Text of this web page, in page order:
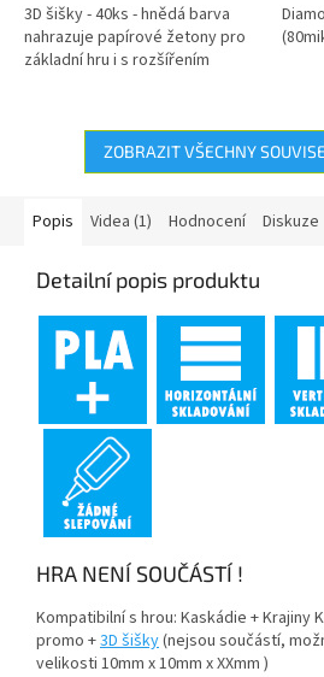
3D šišky - 40ks - hnědá barva
nahrazuje papírové žetony pro
základní hru i s rozšířením
ZOBRAZIT VŠECHNY
Popis Videa (1) Hodnocení Diskuze
Detailní popis produktu
HRA NENÍ SOUČÁSTÍ !
Kompatibilní s hrou: Kaskádie + Krajiny
promo +3D šišky(nejsou součástí,
velikosti 10mm x 10mm x XXmm )